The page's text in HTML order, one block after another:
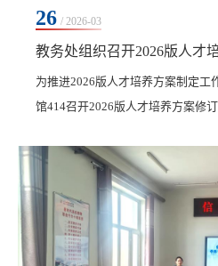
26 / 2026-03
为推进2026版人才培养方案制定工
馆414召开2026版人才培养方案修
禹主持会议。首先，李文禹就方案
紧密衔接企业调研成果与上级相关
突出方案的创新性与实用性；要立
业的人才培养路径，助力人才培养